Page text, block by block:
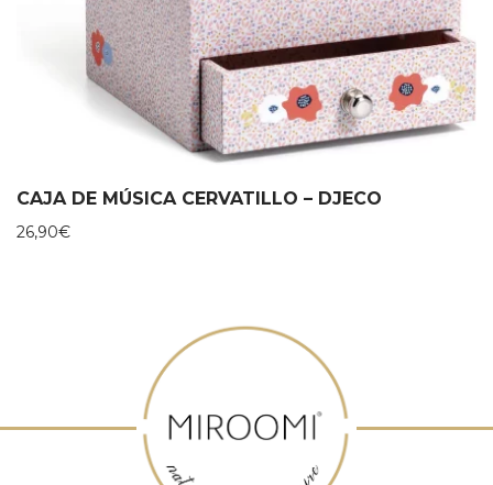
CAJA DE MÚSICA CERVATILLO – DJECO
26,90€